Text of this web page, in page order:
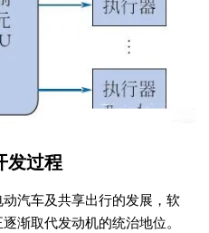
发过程
汽车及共享出行的发展，软
渐取代发动机的统治地位。